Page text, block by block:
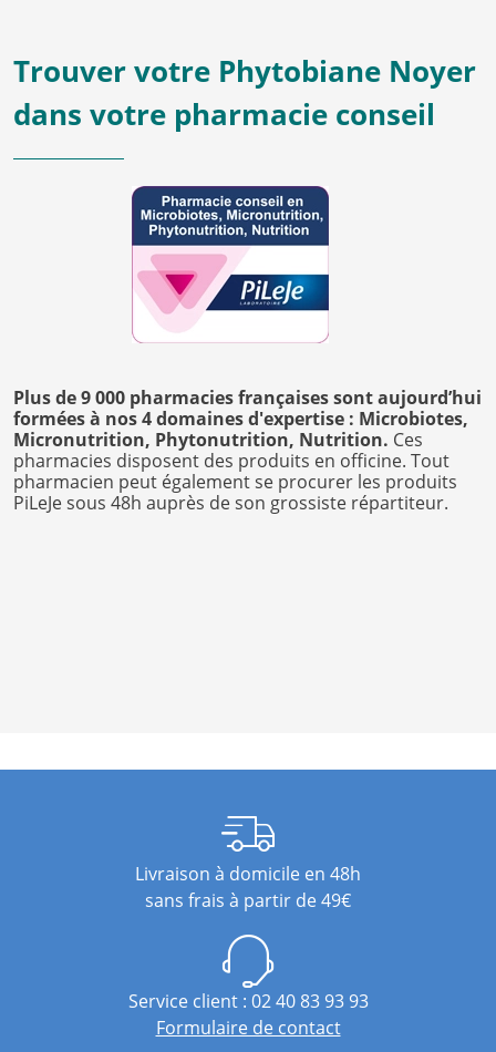
Trouver votre Phytobiane Noyer
dans votre pharmacie conseil
Plus de 9 000 pharmacies françaises sont aujourd’hui
formées à nos 4 domaines d'expertise : Microbiotes,
Micronutrition, Phytonutrition, Nutrition. Ces
pharmacies disposent des produits en officine. Tout
pharmacien peut également se procurer les produits
PiLeJe sous 48h auprès de son grossiste répartiteur.
Livraison à domicile en 48h
sans frais à partir de 49€
Service client : 02 40 83 93 93
Formulaire de contact